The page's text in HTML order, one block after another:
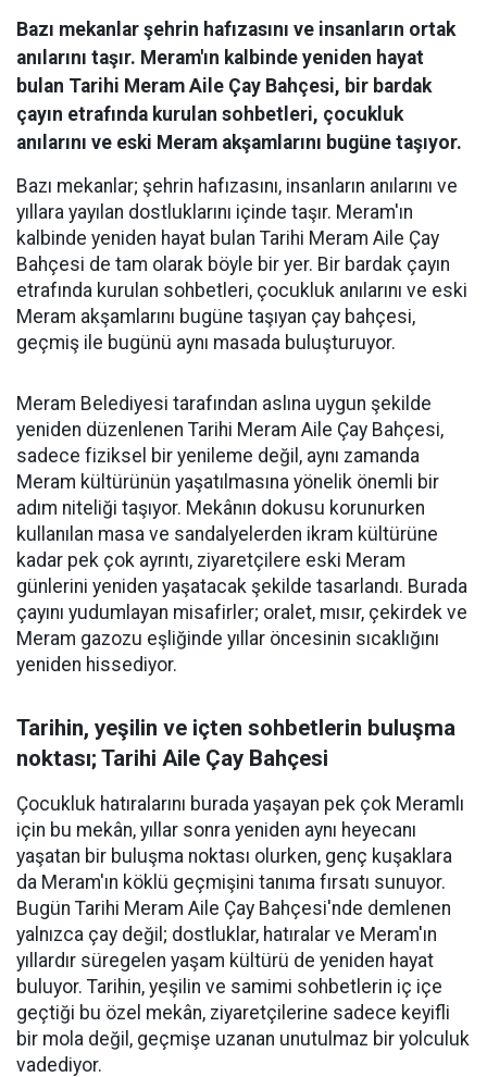
Bazı mekanlar şehrin hafızasını ve insanların ortak
anılarını taşır. Meram'ın kalbinde yeniden hayat
bulan Tarihi Meram Aile Çay Bahçesi, bir bardak
çayın etrafında kurulan sohbetleri, çocukluk
anılarını ve eski Meram akşamlarını bugüne taşıyor.
Bazı mekanlar; şehrin hafızasını, insanların anılarını ve
yıllara yayılan dostluklarını içinde taşır. Meram'ın
kalbinde yeniden hayat bulan Tarihi Meram Aile Çay
Bahçesi de tam olarak böyle bir yer. Bir bardak çayın
etrafında kurulan sohbetleri, çocukluk anılarını ve eski
Meram akşamlarını bugüne taşıyan çay bahçesi,
geçmiş ile bugünü aynı masada buluşturuyor.
Meram Belediyesi tarafından aslına uygun şekilde
yeniden düzenlenen Tarihi Meram Aile Çay Bahçesi,
sadece fiziksel bir yenileme değil, aynı zamanda
Meram kültürünün yaşatılmasına yönelik önemli bir
adım niteliği taşıyor. Mekânın dokusu korunurken
kullanılan masa ve sandalyelerden ikram kültürüne
kadar pek çok ayrıntı, ziyaretçilere eski Meram
günlerini yeniden yaşatacak şekilde tasarlandı. Burada
çayını yudumlayan misafirler; oralet, mısır, çekirdek ve
Meram gazozu eşliğinde yıllar öncesinin sıcaklığını
yeniden hissediyor.
Tarihin, yeşilin ve içten sohbetlerin buluşma
noktası; Tarihi Aile Çay Bahçesi
Çocukluk hatıralarını burada yaşayan pek çok Meramlı
için bu mekân, yıllar sonra yeniden aynı heyecanı
yaşatan bir buluşma noktası olurken, genç kuşaklara
da Meram'ın köklü geçmişini tanıma fırsatı sunuyor.
Bugün Tarihi Meram Aile Çay Bahçesi'nde demlenen
yalnızca çay değil; dostluklar, hatıralar ve Meram'ın
yıllardır süregelen yaşam kültürü de yeniden hayat
buluyor. Tarihin, yeşilin ve samimi sohbetlerin iç içe
geçtiği bu özel mekân, ziyaretçilerine sadece keyifli
bir mola değil, geçmişe uzanan unutulmaz bir yolculuk
vadediyor.